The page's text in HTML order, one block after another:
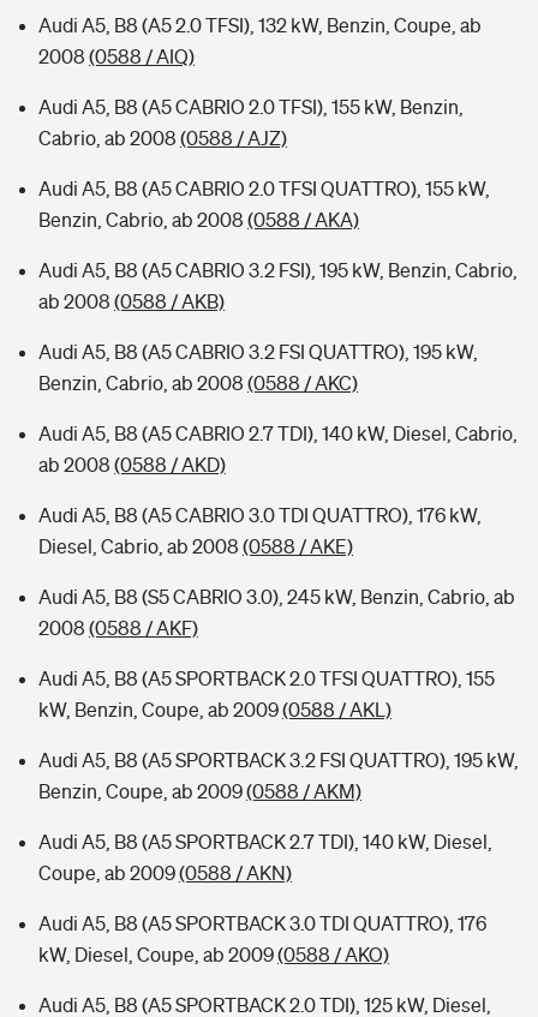
Audi A5, B8 (A5 2.0 TFSI), 132 kW, Benzin, Coupe, ab
2008 (0588 / AIQ)
Audi A5, B8 (A5 CABRIO 2.0 TFSI), 155 kW, Benzin,
Cabrio, ab 2008 (0588 / AJZ)
Audi A5, B8 (A5 CABRIO 2.0 TFSI QUATTRO), 155 kW,
Benzin, Cabrio, ab 2008 (0588 / AKA)
Audi A5, B8 (A5 CABRIO 3.2 FSI), 195 kW, Benzin, Cabrio,
ab 2008 (0588 / AKB)
Audi A5, B8 (A5 CABRIO 3.2 FSI QUATTRO), 195 kW,
Benzin, Cabrio, ab 2008 (0588 / AKC)
Audi A5, B8 (A5 CABRIO 2.7 TDI), 140 kW, Diesel, Cabrio,
ab 2008 (0588 / AKD)
Audi A5, B8 (A5 CABRIO 3.0 TDI QUATTRO), 176 kW,
Diesel, Cabrio, ab 2008 (0588 / AKE)
Audi A5, B8 (S5 CABRIO 3.0), 245 kW, Benzin, Cabrio, ab
2008 (0588 / AKF)
Audi A5, B8 (A5 SPORTBACK 2.0 TFSI QUATTRO), 155
kW, Benzin, Coupe, ab 2009(0588 / AKL)
Audi A5, B8 (A5 SPORTBACK 3.2 FSI QUATTRO), 195 kW,
Benzin, Coupe, ab 2009(0588 / AKM)
Audi A5, B8 (A5 SPORTBACK 2.7 TDI), 140 kW, Diesel,
Coupe, ab 2009(0588 / AKN)
Audi A5, B8 (A5 SPORTBACK 3.0 TDI QUATTRO), 176
kW, Diesel, Coupe, ab 2009(0588 / AKO)
Audi A5, B8 (A5 SPORTBACK 2.0 TDI), 125 kW, Diesel,